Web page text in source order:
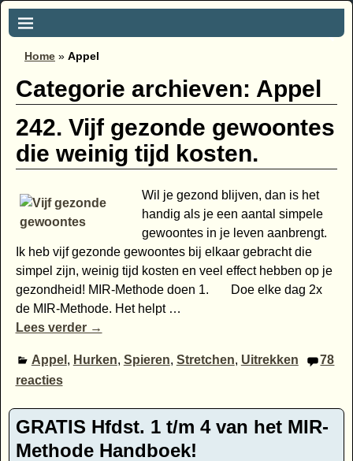
Home » Appel
Categorie archieven: Appel
242. Vijf gezonde gewoontes
die weinig tijd kosten.
Wil je gezond blijven, dan is het
handig als je een aantal simpele
gewoontes in je leven aanbrengt.
Ik heb vijf gezonde gewoontes bij elkaar gebracht die
simpel zijn, weinig tijd kosten en veel effect hebben op je
gezondheid! MIR-Methode doen 1. Doe elke dag 2x
de MIR-Methode. Het helpt …
Lees verder →
Appel , Hurken, Spieren, Stretchen, Uitrekken
78
reacties
GRATIS Hfdst. 1 t/m 4 van het MIR-
Methode Handboek!